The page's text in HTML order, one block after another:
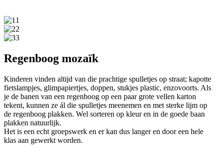
1
2
3
Regenboog mozaïk
Kinderen vinden altijd van die prachtige spulletjes op straat; kapotte
fietslampjes, glimpapiertjes, doppen, stukjes plastic, enzovoorts. Als
je de banen van een regenboog op een paar grote vellen karton
tekent, kunnen ze ál die spulletjes meenemen en met sterke lijm op
de regenboog plakken. Wel sorteren op kleur en in de goede baan
plakken natuurlijk.
Het is een echt groepswerk en er kan dus langer en door een hele
klas aan gewerkt worden.